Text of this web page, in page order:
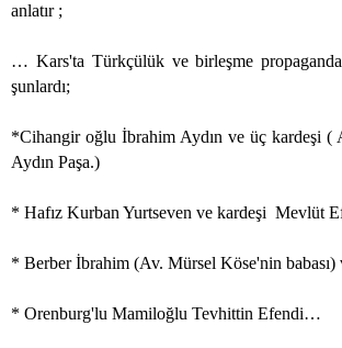
anlatır ;
… Kars'ta Türkçülük ve birleşme
şunlardı;
*Cihangir oğlu İbrahim Aydın ve üç kardeşi (
Aydın Paşa.)
* Hafız Kurban Yurtseven ve kardeşi Mevlüt
* Berber İbrahim (Av. Mürsel Köse'nin babası)
* Orenburg'lu Mamiloğlu Tevhittin Efendi…